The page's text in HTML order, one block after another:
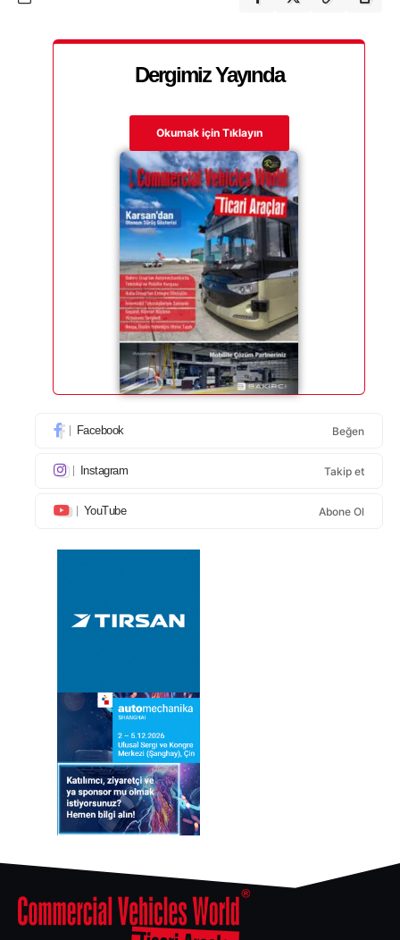
Dergimiz Yayında
Okumak için Tıklayın
Facebook Beğen
Instagram Takip et
YouTube Abone Ol